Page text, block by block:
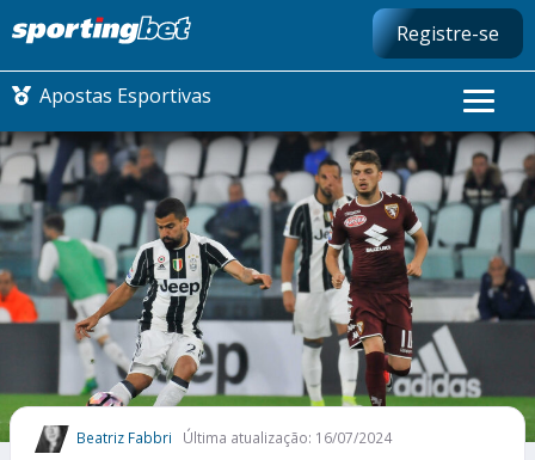
Registre-se
Apostas Esportivas
CONMEBOL LIBERTADORES
FUTEBOL NACIONAL
FUTEBOL INTERNACIONAL
COMO APOSTAR
MAIS ESPORTES
Beatriz Fabbri Última atualização: 16/07/2024